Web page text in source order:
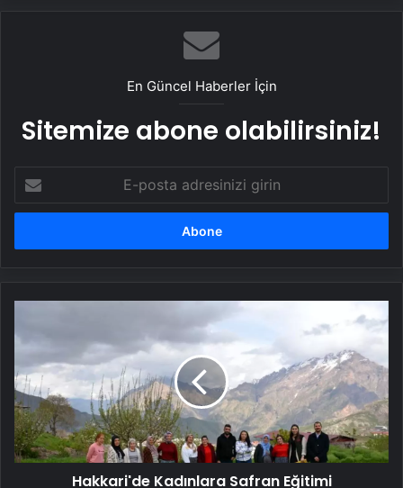
En Güncel Haberler İçin
Sitemize abone olabilirsiniz!
posta
adresinizi
Safran
Eğitimi
Hakkari'de Kadınlara Safran Eğitimi